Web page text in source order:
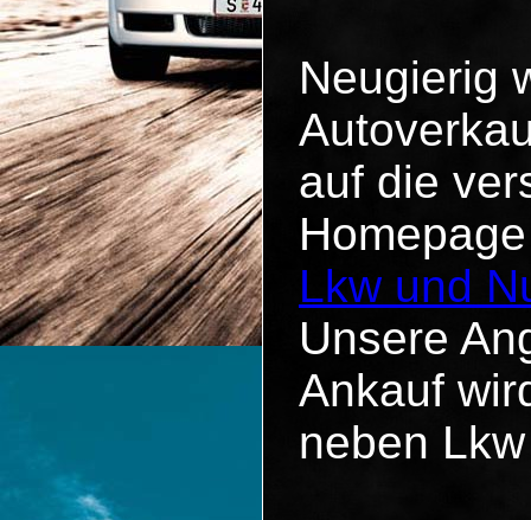
Neugierig
auf die
Lkw und
Unsere
Ankauf
neben